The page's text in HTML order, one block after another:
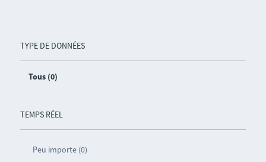
TYPE DE DONNÉES
Tous (0)
TEMPS RÉEL
Peu importe (0)